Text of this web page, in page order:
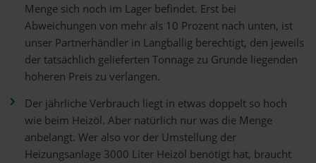
Menge sich noch im Lager befindet. Erst bei
Abweichungen von mehr als 10 Prozent nach unten, ist
unser Partnerhändler in Langballig berechtigt, den jeweils
der tatsächlich gelieferten Tonnage zu Grunde liegenden
höheren Preis zu verlangen.
Der jährliche Verbrauch liegt in etwas doppelt so hoch
wie beim Heizöl. Aber natürlich nur was die Menge
anbelangt. Wer also vor der Umstellung der
Heizungsanlage 3000 Liter Heizöl benötigt hat, braucht